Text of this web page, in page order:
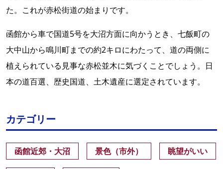
た。これが赤松街道の始まりです。
函館から車で国道5号を大沼方面に向かうとき、七飯町の
大中山から鳴川町までの約2キロにわたって、道の両側に
植えられている見事な赤松並木に気づくことでしょう。日
本の道百選、歴史国道、土木遺産に選定されています。
カテゴリー
函館近郊・大沼 景色（市外） 眺望がいい